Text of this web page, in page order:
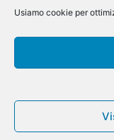
Usiamo cookie per
una copertura a 360°